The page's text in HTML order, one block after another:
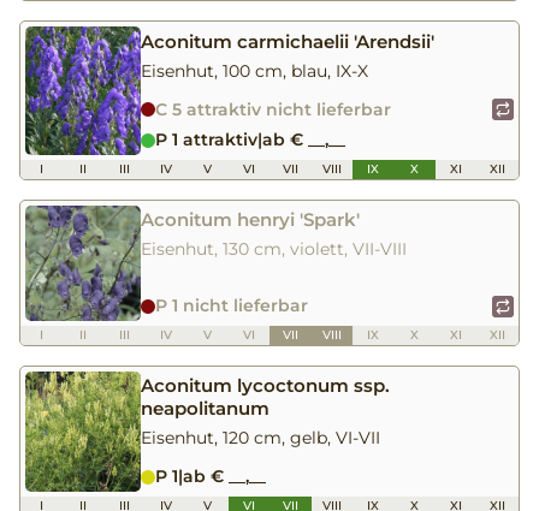
Aconitum carmichaelii 'Arendsii'
Eisenhut, 100 cm, blau, IX-X
C 5 attraktiv nicht lieferbar
P 1 attraktiv|ab € __,__
I II III IV V VI VII VIII IX X XI XII
Aconitum henryi 'Spark'
Eisenhut, 130 cm, violett, VII-VIII
P 1 nicht lieferbar
I II III IV V VI VII VIII IX X XI XII
Aconitum lycoctonum ssp.
neapolitanum
Eisenhut, 120 cm, gelb, VI-VII
P 1|ab € __,__
I II III IV V VI VII VIII IX X XI XII